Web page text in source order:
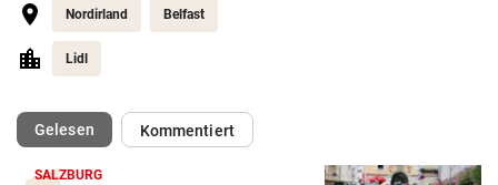
Nordirland Belfast
Lidl
Gelesen(ausgewählt)Kommentiert
SALZBURG